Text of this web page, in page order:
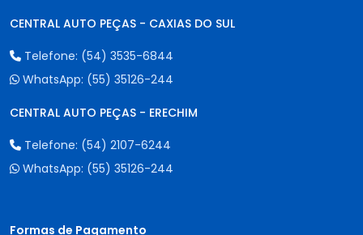
CENTRAL AUTO PEÇAS - CAXIAS DO SUL
Telefone: (54) 3535-6844
WhatsApp: (55) 35126-244
CENTRAL AUTO PEÇAS - ERECHIM
Telefone: (54) 2107-6244
WhatsApp: (55) 35126-244
Formas de Pagamento